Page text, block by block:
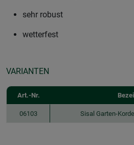
sehr robust
wetterfest
VARIANTEN
Art.-Nr.
06103 Sisal Garten-